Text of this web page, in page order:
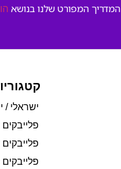
המפורט שלנו בנושא
ישראלי /
פלייבקים